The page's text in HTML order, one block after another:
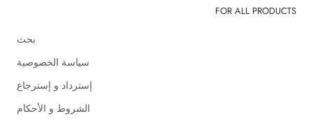
FOR ALL PRODUCTS
بحث
سياسة الخصوصية
إسترداد و إسترجاع
الشروط و الأحكام